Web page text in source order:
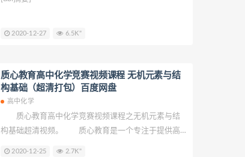
2020-12-27 6.5K"
质心教育高中化学竞赛视频课程 无机元素与结
构基础（超清打包）百度网盘
高中化学
质心教育高中化学竞赛视频课程之无机元素与结
构基础超清视频。 质心教育是一个专注于提供高
2020-12-25 2.7K"